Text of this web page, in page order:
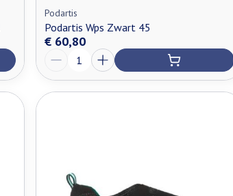
Podartis
Podartis Wps Zwart 45
€ 60,80